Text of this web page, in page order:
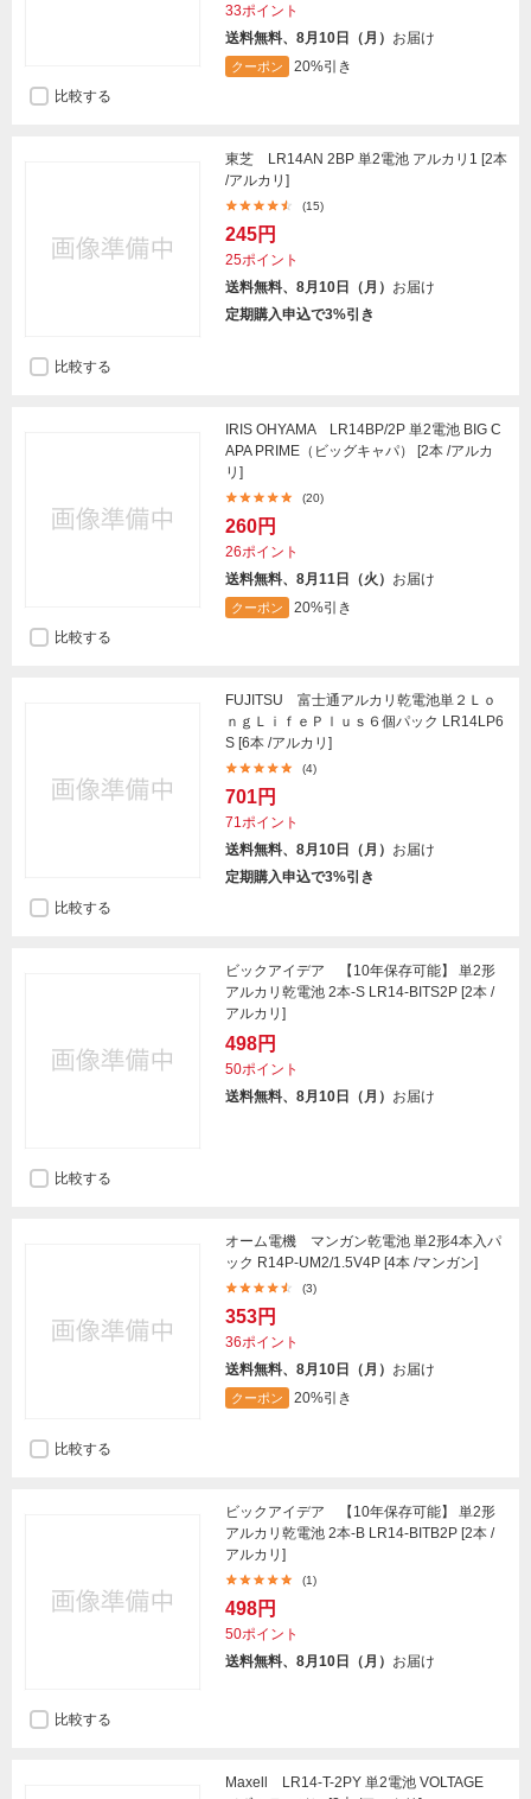
33ポイント
送料無料、8月10日（月） お届け
クーポン
20%引き
比較する
東芝 LR14AN 2BP 単2電池 アルカリ1 [2本
/アルカリ]
(15)
245円
25ポイント
送料無料、8月10日（月） お届け
定期購入申込で3%引き
比較する
IRIS OHYAMA LR14BP/2P 単2電池 BIG C
APA PRIME（ビッグキャパ） [2本 /アルカ
リ]
(20)
260円
26ポイント
送料無料、8月11日（火） お届け
クーポン
20%引き
比較する
FUJITSU 富士通アルカリ乾電池単２Ｌｏ
ｎｇＬｉｆｅＰｌｕｓ６個パック LR14LP6
S [6本 /アルカリ]
(4)
701円
71ポイント
送料無料、8月10日（月） お届け
定期購入申込で3%引き
比較する
ビックアイデア 【10年保存可能】 単2形
アルカリ乾電池 2本-S LR14-BITS2P [2本 /
アルカリ]
498円
50ポイント
送料無料、8月10日（月） お届け
比較する
オーム電機 マンガン乾電池 単2形4本入パ
ック R14P-UM2/1.5V4P [4本 /マンガン]
(3)
353円
36ポイント
送料無料、8月10日（月） お届け
クーポン 20%引き
比較する
ビックアイデア 【10年保存可能】 単2形
アルカリ乾電池 2本-B LR14-BITB2P [2本 /
アルカリ]
(1)
498円
50ポイント
送料無料、8月10日（月） お届け
比較する
Maxell LR14-T-2PY 単2電池 VOLTAGE